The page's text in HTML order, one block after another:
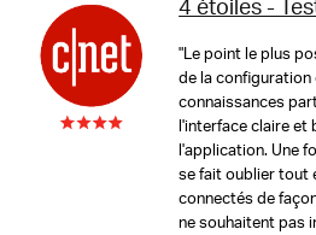
iOS ou Android.
11a 54Mbps:-78dBm
11ac VHT20 MCS8:-74.5dBm
11ac VHT40 MCS9:-70.5dBm
11ac VHT80 MCS9:-66.5dBm
11AX HE20 MCS11:-66dBm
11AX HE40 MCS11:-63dBm
11AX HE80 MCS11:-61dBm
Sécurité Firewall
SPI Firewall
Supports IPv4 and IPv6
Operating Temperature:
Operating Humidity: 10%~90%
Storage Humidity: 5%~90%
4 étoiles -
"Le point le plus
de la configuration
connaissances
l'interface claire et
l'application. Une
se fait oublier tout
connectés de
ne souhaitent pas